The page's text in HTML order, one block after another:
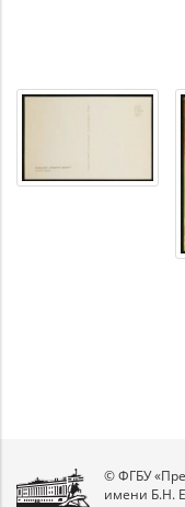
© ФГБУ
имени Б.Н.